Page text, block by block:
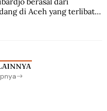
di Aceh yang terlibat